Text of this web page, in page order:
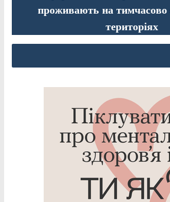
проживають на тимчасово
територіях